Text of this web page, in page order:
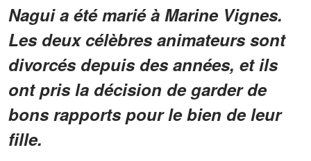
Nagui a été marié à Marine Vignes.
Les deux célèbres animateurs sont
divorcés depuis des années, et ils
ont pris la décision de garder de
bons rapports pour le bien de leur
fille.